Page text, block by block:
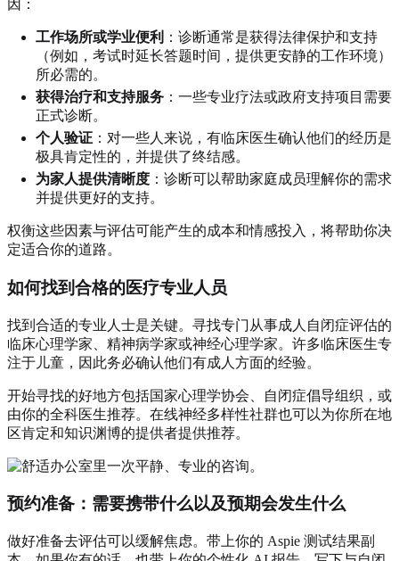
因：
工作场所或学业便利 ：诊断通常是获得法律保护和支持
（例如，考试时延长答题时间，提供更安静的工作环境）
所必需的。
获得治疗和支持服务 ：一些专业疗法或政府支持项目需要
正式诊断。
个人验证 ：对一些人来说，有临床医生确认他们的经历是
极具肯定性的，并提供了终结感。
为家人提供清晰度 ：诊断可以帮助家庭成员理解你的需求
并提供更好的支持。
权衡这些因素与评估可能产生的成本和情感投入，将帮助你决
定适合你的道路。
如何找到合格的医疗专业人员
找到合适的专业人士是关键。寻找专门从事成人自闭症评估的
临床心理学家、精神病学家或神经心理学家。许多临床医生专
注于儿童，因此务必确认他们有成人方面的经验。
开始寻找的好地方包括国家心理学协会、自闭症倡导组织，或
由你的全科医生推荐。在线神经多样性社群也可以为你所在地
区肯定和知识渊博的提供者提供推荐。
预约准备：需要携带什么以及预期会发生什么
做好准备去评估可以缓解焦虑。带上你的 Aspie 测试结果副